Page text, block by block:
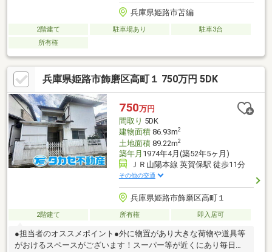
兵庫県姫路市苫編
2階建て 駐車場あり
駐車3台
所有権
兵庫県姫路市飾磨区高町１ 750万円 5DK
750万円
間取り 5DK
建物面積86.93m2
土地面積89.22m2
築年月 1974年4月(築52年5ヶ月)
ＪＲ山陽本線 英賀保駅 徒歩11分
その他の交通
兵庫県姫路市飾磨区高町１
2階建て 所有権 即入居可
●担当者のオススメポイント●外に物置があり大きな荷物や道具等
がおけるスペースがございます！スーパー等が近くにあり毎日の